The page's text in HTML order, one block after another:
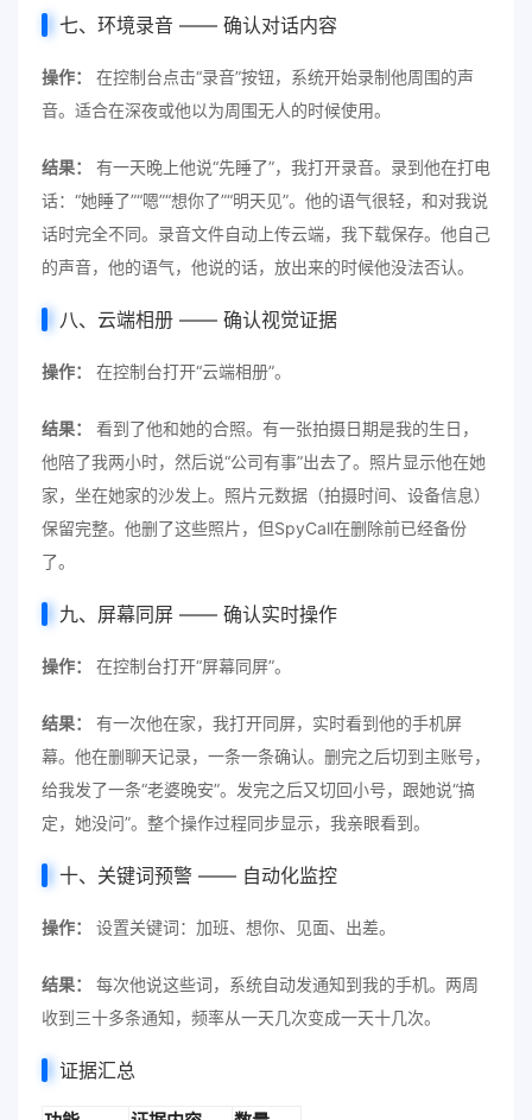
七、环境录音 —— 确认对话内容
操作：
在控制台点击“录音”按钮，系统开始录制他周围的声
音。适合在深夜或他以为周围无人的时候使用。
结果：
有一天晚上他说“先睡了”，我打开录音。录到他在打电
话：“她睡了”“嗯”“想你了”“明天见”。他的语气很轻，和对我说
话时完全不同。录音文件自动上传云端，我下载保存。他自己
的声音，他的语气，他说的话，放出来的时候他没法否认。
八、云端相册 —— 确认视觉证据
操作： 在控制台打开“云端相册”。
结果：
看到了他和她的合照。有一张拍摄日期是我的生日，
他陪了我两小时，然后说“公司有事”出去了。照片显示他在她
家，坐在她家的沙发上。照片元数据（拍摄时间、设备信息）
保留完整。他删了这些照片，但SpyCall在删除前已经备份
了。
九、屏幕同屏 —— 确认实时操作
操作： 在控制台打开“屏幕同屏”。
结果：
有一次他在家，我打开同屏，实时看到他的手机屏
幕。他在删聊天记录，一条一条确认。删完之后切到主账号，
给我发了一条“老婆晚安”。发完之后又切回小号，跟她说“搞
定，她没问”。整个操作过程同步显示，我亲眼看到。
十、关键词预警 —— 自动化监控
操作： 设置关键词：加班、想你、见面、出差。
结果：
每次他说这些词，系统自动发通知到我的手机。两周
收到三十多条通知，频率从一天几次变成一天十几次。
证据汇总